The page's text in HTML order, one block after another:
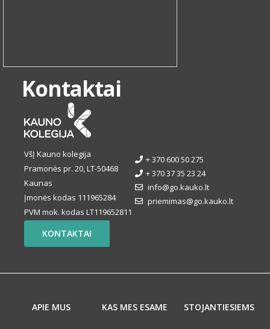
Kontaktai
VšĮ Kauno kolegija
Pramonės pr. 20, LT-50468
Kaunas
Įmonės kodas 111965284
PVM mok. kodas LT119652811
+ 370 600 50 275
+ 370 37 35 23 24
info@go.kauko.lt
priemimas@go.kauko.lt
KONTAKTAI
APIE MUS KAS MES ESAME STOJANTIESIEMS